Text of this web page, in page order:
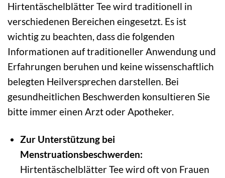
Hirtentäschelblätter Tee wird traditionell in
verschiedenen Bereichen eingesetzt. Es ist
wichtig zu beachten, dass die folgenden
Informationen auf traditioneller Anwendung und
Erfahrungen beruhen und keine wissenschaftlich
belegten Heilversprechen darstellen. Bei
gesundheitlichen Beschwerden konsultieren Sie
bitte immer einen Arzt oder Apotheker.
Zur Unterstützung bei
Menstruationsbeschwerden:
Hirtentäschelblätter Tee wird oft von Frauen